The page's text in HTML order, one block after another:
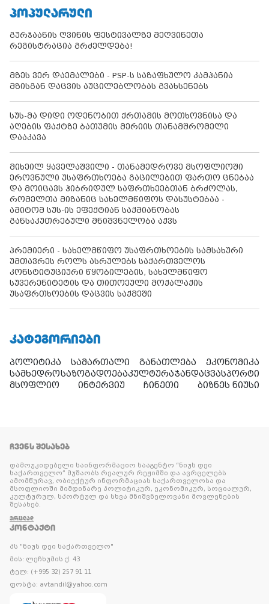
ᲞᲝᲞᲣᲚᲐᲠᲣᲚᲘ
გურჯაანის ღვინის ფესტივალზე მეღვინეთა
რეგისტრაცია გრძელდება!
მზეს ვერ დაემალები - PSP-ს საზაფხულო კამპანია
მზისგან დაცვის აუცილებლობას გვახსენებს
სუს-მა დიდი ოდენობით ქრთამის მოთხოვნისა და
აღების ფაქტზე ბათუმის მერიის თანამშრომელი
დააკავა
მიხეილ ყაველაშვილი - თანამედროვე მსოფლიოში
ეროვნული უსაფრთხოება გაცილებით ფართო ცნებაა
და მოიცავს ჰიბრიდულ საფრთხეებთან ბრძოლას,
რომელთა მიზანიც სახელმწიფოს დასუსტებაა -
ამიტომ სუს-ის ეფექტიან საქმიანობას
განსაკუთრებული მნიშვნელობა აქვს
პრემიერი - სახელმწიფო უსაფრთხოების სამსახური
უმთავრეს როლს ასრულებს საქართველოს
კონსტიტუციური წყობილების, სახელმწიფო
სუვერენიტეტის და თითოეული მოქალაქის
უსაფრთხოების დაცვის საქმეში
ᲙᲐᲢᲔᲒᲝᲠᲘᲔᲑᲘ
პოლიტიკა სამართალი განათლება
ეკონომიკა
სამხედროსაზოგადოებაკულტურაჯანდაცვასპორტი
მსოფლიო
ინტერვიუ ჩინეთი ბიზნეს ნიუსი
ᲩᲕᲔᲜᲡ ᲨᲔᲡᲐᲮᲔᲑ
დამოუკიდებელი საინფორმაციო სააგენტო “ნიუს დეი
საქართველო” მუშაობს რეალურ რეჟიმში და ავრცელებს
ამომწურავ, ობიექტურ ინფორმაციას საქართველოსა და
მსოფლიოში მიმდინარე პოლიტიკურ, ეკონომიკურ, სოციალურ,
კულტურულ, სპორტულ და სხვა მნიშვნელოვანი მოვლენების
შესახებ.
ᲕᲠᲪᲚᲐᲓ
ᲙᲝᲜᲢᲐᲥᲢᲘ
პს "ნიუს დეი საქართველო"
მის: ლეჩხუმის ქ. 43
ტელ: (+995 32) 257 91 11
ფოსტა: avtandil@yahoo.com